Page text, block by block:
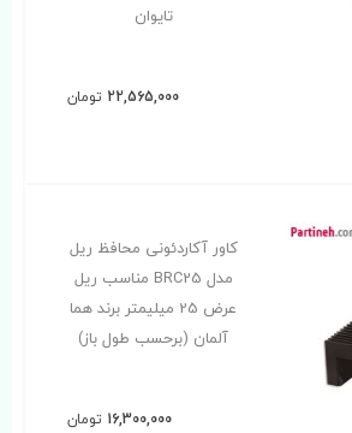
تایوان
22,565,000 تومان
کاور آکاردئونی محافظ ریل
مدل BRC25 مناسب ریل
عرض 25 میلیمتر برند هما
آلمان (برحسب طول باز)
16,300,000 تومان